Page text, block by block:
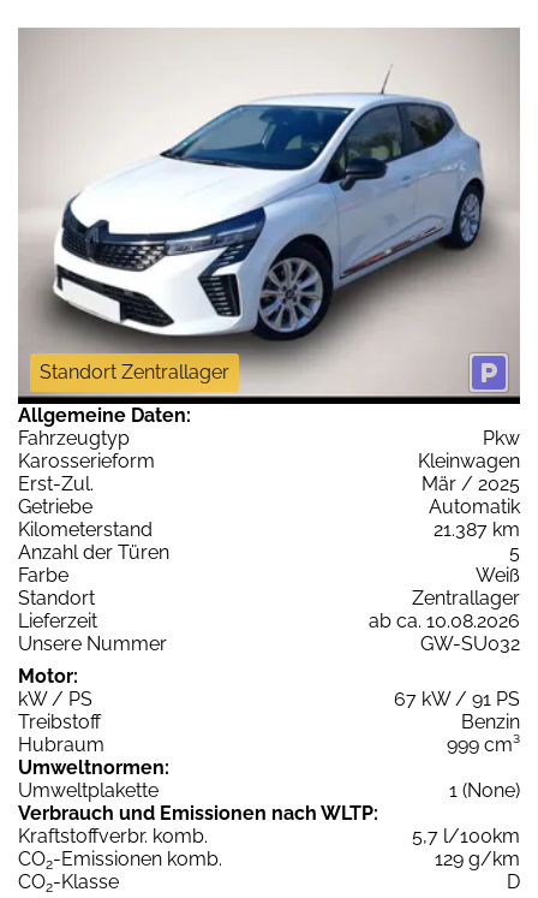
Standort Zentrallager
Allgemeine Daten:
Fahrzeugtyp
Pkw
Karosserieform
Kleinwagen
Erst-Zul.
Mär / 2025
Getriebe
Automatik
Kilometerstand
21.387 km
Anzahl der Türen
5
Farbe
Weiß
Standort
Zentrallager
Lieferzeit
ab ca. 10.08.2026
Unsere Nummer
GW-SU032
Motor:
kW / PS
67 kW / 91 PS
Treibstoff
Benzin
Hubraum
999 cm³
Umweltnormen:
Umweltplakette
1 (None)
Verbrauch und Emissionen nach WLTP:
Kraftstoffverbr. komb.
5,7 l/100km
CO2-Emissionen komb.
129 g/km
CO2-Klasse
D